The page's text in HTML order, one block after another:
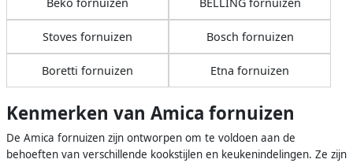
Beko fornuizen BELLING fornuizen
Stoves fornuizen Bosch fornuizen
Boretti fornuizen Etna fornuizen
Kenmerken van Amica fornuizen
De Amica fornuizen zijn ontworpen om te voldoen aan de
behoeften van verschillende kookstijlen en keukenindelingen. Ze zijn